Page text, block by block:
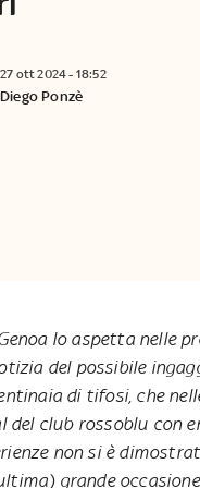
27 ott 2024 - 18:52
Diego Ponzè
lo aspetta nelle
del possibile
di tifosi, che
del club rossoblu con
non si è
grande